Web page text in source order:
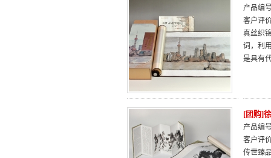
产品编
客户评
真丝织
词，利
是具有
[团购]
产品编
客户评
传世臻